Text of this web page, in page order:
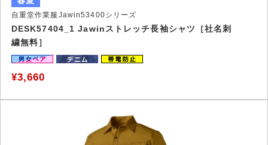
自重堂作業服Jawin53400シリーズ
DESK57404_1 Jawinストレッチ長袖シャツ［社名刺
繍無料］
¥3,660